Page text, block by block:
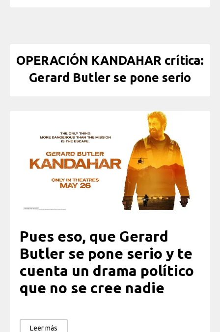
OPERACIÓN KANDAHAR crítica:
Gerard Butler se pone serio
Pues eso, que Gerard
Butler se pone serio y te
cuenta un drama político
que no se cree nadie
Leer más